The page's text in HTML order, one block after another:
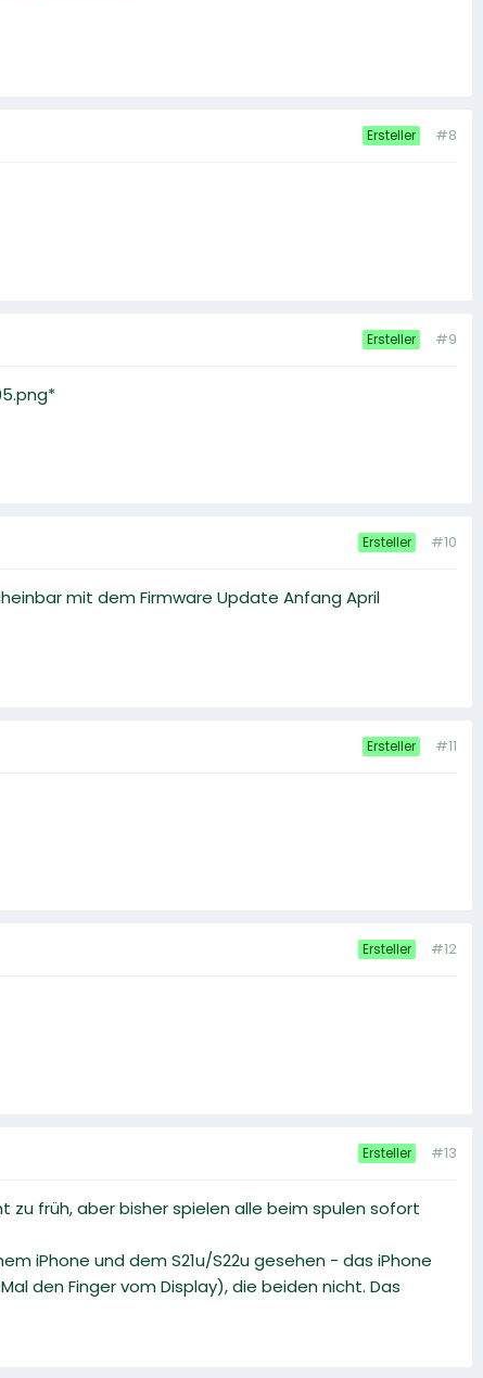
Ersteller #8
Ersteller #9
Ersteller #10
mit dem Firmware Update Anfang April
Ersteller #11
Ersteller #12
Ersteller #13
früh, aber bisher spielen alle beim spulen sofort
iPhone und dem S21u/S22u gesehen - das iPhone
den Finger vom Display), die beiden nicht. Das